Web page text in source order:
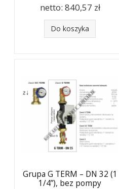
netto: 840,57 zł
Do koszyka
Grupa G TERM – DN 32 (1
1/4”), bez pompy